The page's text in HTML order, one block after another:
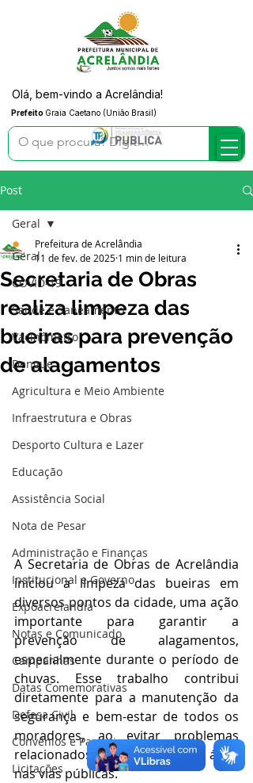
Prefeito Graia Caetano (União Brasil)
Olá, bem-vindo a Acrelândia!
Post
Geral
COVID-19
Saúde e Saneamento
Vacinômetro
Dengue
Agricultura e Meio Ambiente
Infraestrutura e Obras
Desporto Cultura e Lazer
Educação
Assistência Social
Nota de Pesar
Administração e Finanças
Institucional e Governo
Expoacrelandia
Notas e Comunicado
Campanhas
Datas Comemorativas
Defesa Civil
Convênios e Parcerias
Licitações
Geral
Secretaria de Obras
realiza limpeza das
bueiras para prevenção
de alagamentos
Prefeitura de Acrelândia
11 de fev. de 2025 1 min de leitura
A Secretaria de Obras de Acrelândia
iniciou a limpeza das bueiras em
diversos pontos da cidade, uma ação
importante para garantir a
prevenção de alagamentos,
especialmente durante o período de
chuvas. Esse trabalho contribui
diretamente para a manutenção da
segurança e bem-estar de todos os
moradores, ao evitar problemas
relacionados ao acúmulo de água
nas vias públicas.